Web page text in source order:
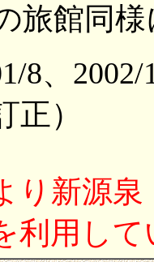
旅館同
8、2002/
正）
り新源
利用し